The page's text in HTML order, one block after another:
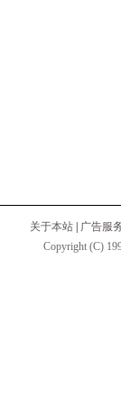
关于本站
广告服
Copyright (C)